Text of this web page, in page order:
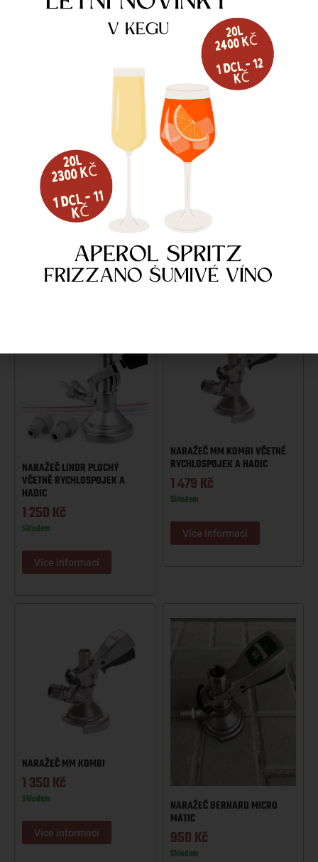
NARAŽEČ LINDR BAJONET S-
TYPE
Kč
Více informací
1 320
Skladem
Více informací
NARAŽEČ LINDR PLOCHÝ
VČETNĚ RYCHLOSPOJEK A
HADIC
1 250Kč
Skladem
Více informací
NARAŽEČ MM KOMBI VČETNĚ
RYCHLOSPOJEK A HADIC
1 479Kč
Skladem
Více informací
NARAŽEČ MM KOMBI
1 350Kč
Skladem
Více informací
NARAŽEČ BERNARD MICRO
MATIC
950Kč
Skladem